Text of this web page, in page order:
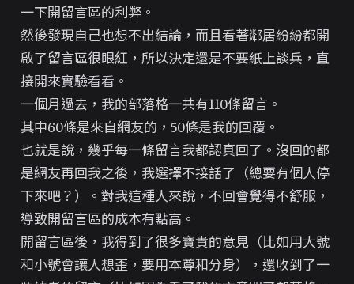
一下開留言區的利弊。
然後發現自己也想不出結論，而且看著鄰居紛紛都開
啟了留言區很眼紅，所以決定還是不要紙上談兵，直
接開來實驗看看。
一個月過去，我的部落格一共有110條留言。
其中60條是來自網友的，50條是我的回覆。
也就是說，幾乎每一條留言我都認真回了。沒回的都
是網友再回我之後，我選擇不接話了（總要有個人停
下來吧？）。對我這種人來說，不回會覺得不舒服，
導致開留言區的成本有點高。
開留言區後，我得到了很多寶貴的意見（比如用大號
和小號會讓人想歪，要用本尊和分身），還收到了一